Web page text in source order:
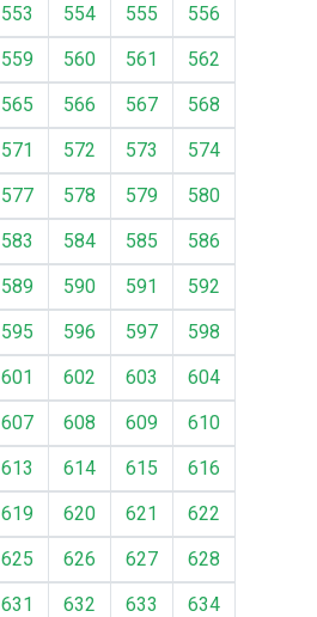
553 554 555
556
559 560 561
562
565 566 567
568
571 572 573
574
577 578 579
580
583 584 585
586
589 590 591
592
595 596 597
598
601 602 603
604
607 608 609
610
613 614 615
616
619 620 621
622
625 626 627
628
631 632 633
634